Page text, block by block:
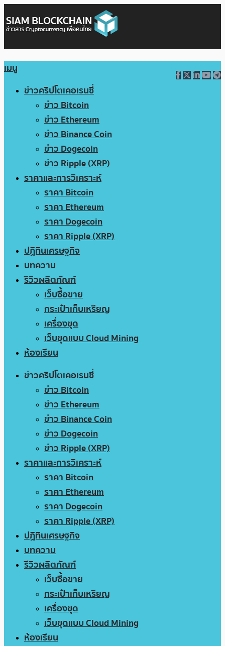
เมนู
ข่าวคริปโตเคอเรนซี่
ข่าว Bitcoin
ข่าว Ethereum
ข่าว Binance Coin
ข่าว Dogecoin
ข่าว Ripple (XRP)
ราคาและการวิเคราะห์
ราคา Bitcoin
ราคา Ethereum
ราคา Dogecoin
ราคา Ripple (XRP)
ปฏิทินเศรษฐกิจ
บทความ
รีวิวผลิตภัณฑ์
เว็บซื้อขาย
กระเป๋าเก็บเหรียญ
เครื่องขุด
เว็บขุดแบบ Cloud Mining
ห้องเรียน
ข่าวคริปโตเคอเรนซี่
ข่าว Bitcoin
ข่าว Ethereum
ข่าว Binance Coin
ข่าว Dogecoin
ข่าว Ripple (XRP)
ราคาและการวิเคราะห์
ราคา Bitcoin
ราคา Ethereum
ราคา Dogecoin
ราคา Ripple (XRP)
ปฏิทินเศรษฐกิจ
บทความ
รีวิวผลิตภัณฑ์
เว็บซื้อขาย
กระเป๋าเก็บเหรียญ
เครื่องขุด
เว็บขุดแบบ Cloud Mining
ห้องเรียน